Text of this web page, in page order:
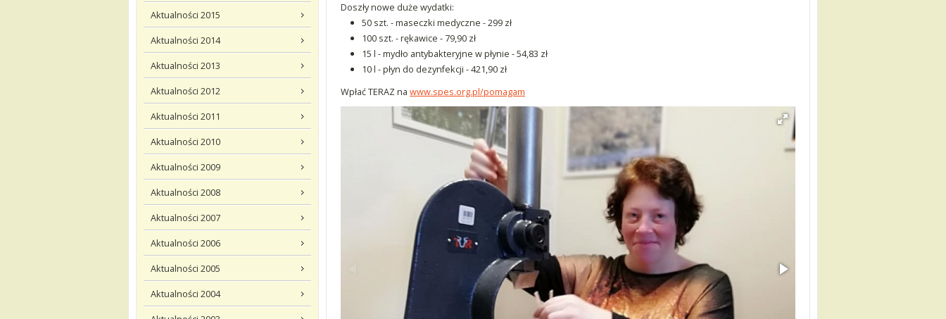
Aktualności 2015
Aktualności 2014
Aktualności 2013
Aktualności 2012
Aktualności 2011
Aktualności 2010
Aktualności 2009
Aktualności 2008
Aktualności 2007
Aktualności 2006
Aktualności 2005
Aktualności 2004
Doszły nowe duże wydatki:
50 szt. - maseczki medyczne - 299 zł
100 szt. - rękawice - 79,90 zł
15 l - mydło antybakteryjne w płynie - 54,83 zł
10 l - płyn do dezynfekcji - 421,90 zł
Wpłać TERAZ na www.spes.org.pl/pomagam